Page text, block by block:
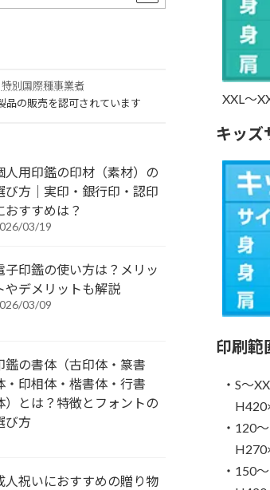
XXL～
キッズ
印刷範
・S～
・120
・150
特別国際種事業者
品の販売を認可されています
人用印鑑の印材（素材）の
び方｜実印・銀行印・認印
おすすめは？
03/19
子印鑑の使い方は？メリッ
やデメリットも解説
03/09
鑑の書体（古印体・篆書
・印相体・楷書体・行書
）とは？特徴とフォントの
び方
人祝いにおすすめの贈り物